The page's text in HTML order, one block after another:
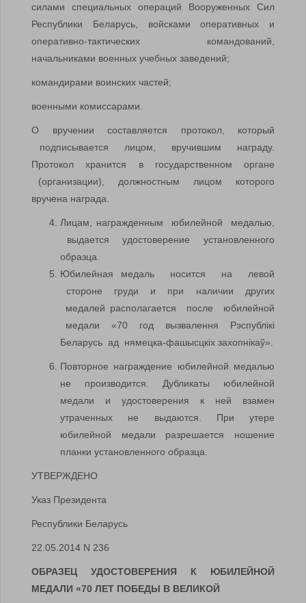
силами специальных операций Вооруженных Сил
Республики Беларусь, войсками оперативных и
оперативно-тактических командований,
начальниками военных учебных заведений;
командирами воинских частей;
военными комиссарами.
О вручении составляется протокол, который
подписывается лицом, вручившим награду.
Протокол хранится в государственном органе
(организации), должностным лицом которого
вручена награда.
Лицам, награжденным юбилейной медалью,
выдается удостоверение установленного
образца.
Юбилейная медаль носится на левой
стороне груди и при наличии других
медалей располагается после юбилейной
медали «70 год вызвалення Рэспублiкi
Беларусь ад нямецка-фашысцкiх захопнiкаў».
Повторное награждение юбилейной медалью
не производится. Дубликаты юбилейной
медали и удостоверения к ней взамен
утраченных не выдаются. При утере
юбилейной медали разрешается ношение
планки установленного образца.
УТВЕРЖДЕНО
Указ Президента
Республики Беларусь
22.05.2014 N 236
ОБРАЗЕЦ УДОСТОВЕРЕНИЯ К ЮБИЛЕЙНОЙ
МЕДАЛИ «70 ЛЕТ ПОБЕДЫ В ВЕЛИКОЙ